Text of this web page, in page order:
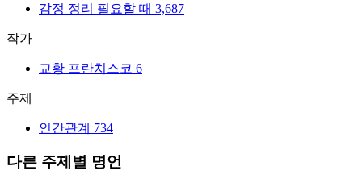
감정 정리 필요할 때 3,687
작가
교황 프란치스코 6
주제
인간관계 734
다른 주제별 명언